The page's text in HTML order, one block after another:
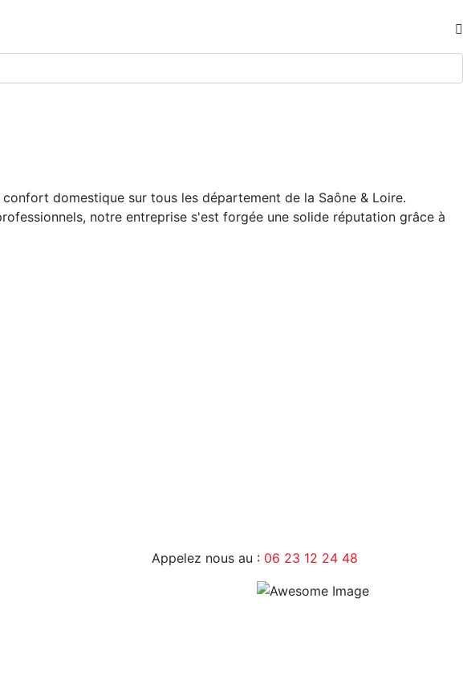
domestique sur tous les département de la Saône & Loire.
notre entreprise s'est forgée une solide réputation grâce à
Appelez nous au : 06 23 12 24 48